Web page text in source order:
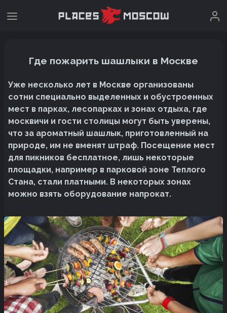
Где пожарить шашлыки в Москве
Уже несколько лет в Москве организованы
сотни специально выделенных и обустроенных
мест в парках, лесопарках и зонах отдыха, где
москвичи и гости столицы могут быть уверены,
что за ароматный шашлык, приготовленный на
природе, им не вменят штраф. Посещение мест
для пикников бесплатное, лишь некоторые
площадки, например в парковой зоне Теплого
Стана, стали платными. В некоторых зонах
можно взять оборудование напрокат.